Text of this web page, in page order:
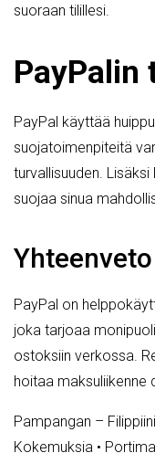
suoraan tilillesi.
PayPalin
PayPal käyttää
suojatoimenpiteitä
turvallisuuden.
suojaa sinua
Yhteenveto
PayPal on
joka tarjoaa
ostoksiin verkossa.
hoitaa maksuliikenne
Pampangan –
Kokemuksia •